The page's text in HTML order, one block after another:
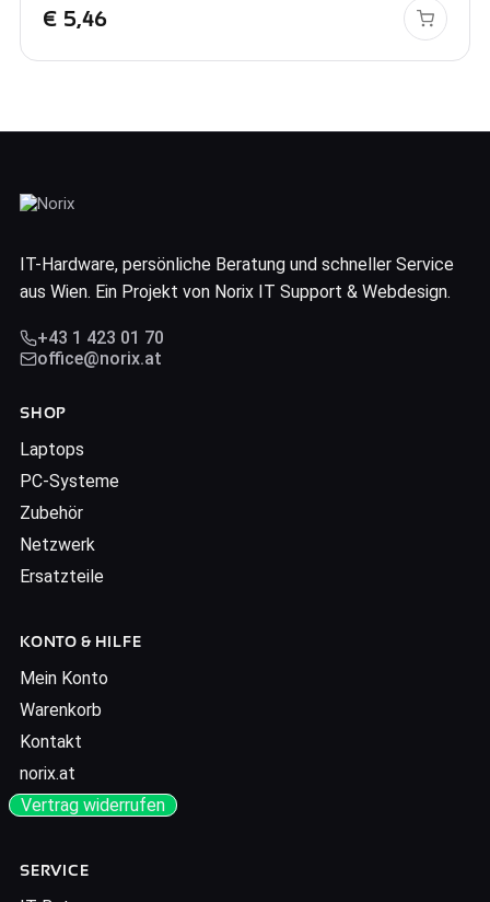
€ 5,46
IT-Hardware, persönliche Beratung und schneller Service
aus Wien. Ein Projekt von Norix IT Support & Webdesign.
+43 1 423 01 70
office@norix.at
SHOP
Laptops
PC-Systeme
Zubehör
Netzwerk
Ersatzteile
KONTO & HILFE
Mein Konto
Warenkorb
Kontakt
norix.at
Vertrag widerrufen
SERVICE